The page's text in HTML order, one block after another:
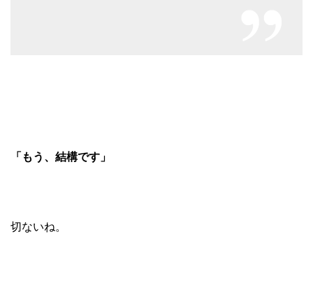
「もう、結構です」
切ないね。